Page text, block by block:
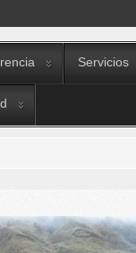
Servicios